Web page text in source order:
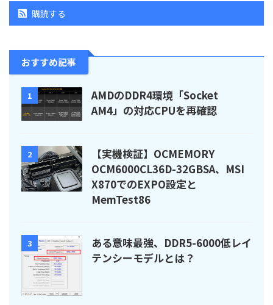
購読する
おすすめ記事
1
AMDのDDR4環境「Socket
AM4」の対応CPUを再確認
2
【実機検証】OCMEMORY
OCM6000CL36D-32GBSA、MSI
X870でのEXPO設定と
MemTest86
3
ある意味最強、DDR5-6000低レイ
テンシーモデルとは？